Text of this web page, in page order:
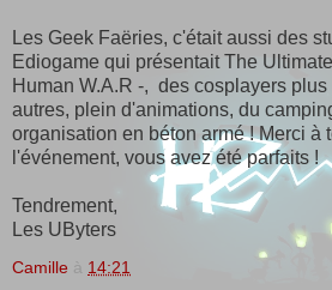
Les Geek Faëries, c'était aussi des
Ediogame qui présentait The
Human W.A.R -, des cosplayers
autres, plein d'animations, du
organisation en béton armé ! Merci à
l'événement, vous avez été parfaits !
Tendrement,
Les UByters
Camille à 14:21